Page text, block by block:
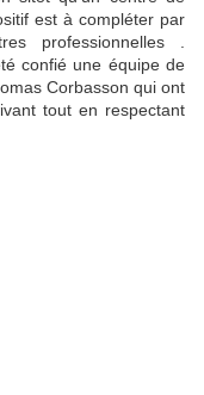
est à compléter par
professionnelles .
confié une équipe de
Corbasson qui ont
tout en respectant